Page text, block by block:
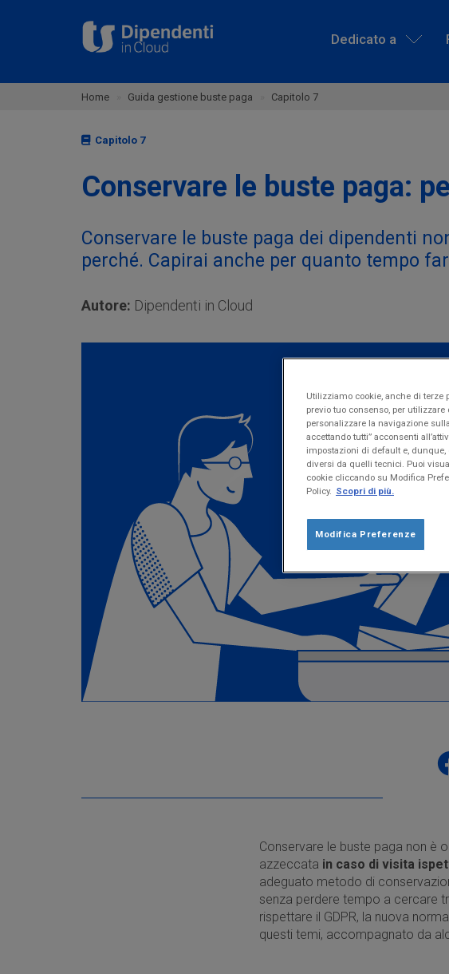
Dedicato a
Home Guida gestione buste paga Capitolo 7
Capitolo 7
Conservare le buste paga:
Conservare le buste paga dei dipendenti
perché. Capirai anche per quanto tempo
Autore: Dipendenti in Cloud
Conservare le buste paga non è
azzeccata in caso di visita
adeguato metodo di
senza perdere tempo a cercare
rispettare il GDPR, la nuova
questi temi, accompagnato da
Utilizziamo cookie, anche di
previo tuo consenso, per
personalizzare la navigazione
accettando tutti” acconsenti
impostazioni di default e,
diversi da quelli tecnici. Puoi
cookie cliccando su Modifica
Policy. Scopri di più.
Modifica Preferenze